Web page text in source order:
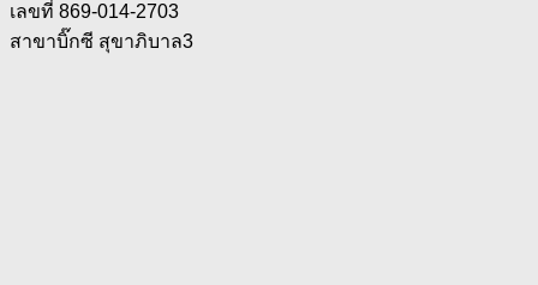
เลขที่ 869-014-2703
สาขาบิ๊กซี สุขาภิบาล3​